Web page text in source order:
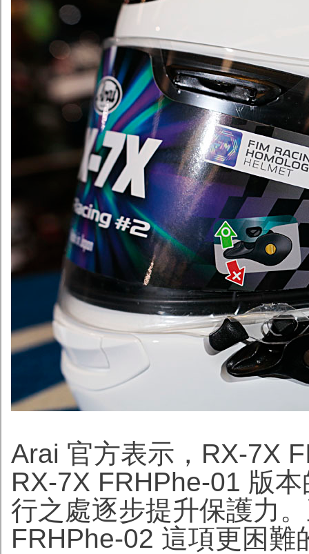
Arai 官方表示，RX-7X
RX-7X FRHPhe-01 版
行之處逐步提升保護力
FRHPhe-02 這項更困難